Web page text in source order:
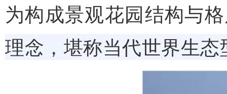
为构成景观花园结构与
理念，堪称当代世界生